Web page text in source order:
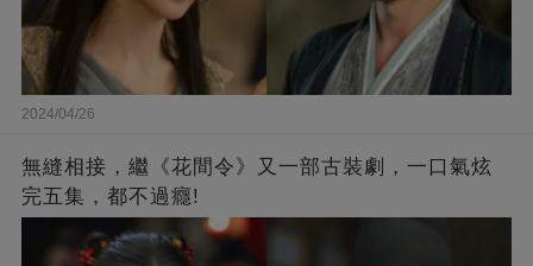
2024/04/26
無縫相接，繼《花間令》又一部古裝劇，一口氣炫
完五集，都不過癮!